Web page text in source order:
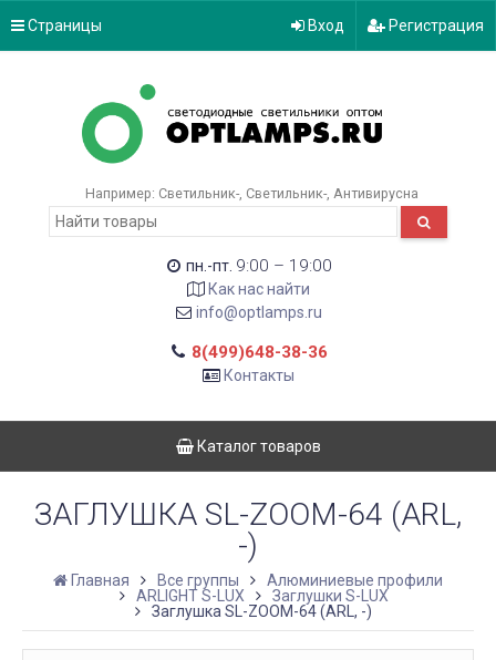
Страницы Вход Регистрация
Например: Светильник- Светильник- Антивирусна
пн.-пт. 9:00 – 19:00
Как нас найти
info@optlamps.ru
8(499)648-38-36
Контакты
Каталог товаров
ЗАГЛУШКА SL-ZOOM-64 (ARL,
-)
Главная Все группы
Алюминиевые профили
ARLIGHT S-LUX
Заглушки S-LUX
Заглушка SL-ZOOM-64 (ARL, -)